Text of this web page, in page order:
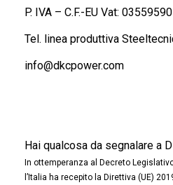
P. IVA – C.F.-EU Vat:
Tel. linea produttiva
info@dkcpower.com
Hai qualcosa da segnalare a
In ottemperanza al Decreto
l’Italia ha recepito la Direttiva (UE)